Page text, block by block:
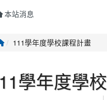
本站消息
回首頁111學年度學校課程計畫
學年度學